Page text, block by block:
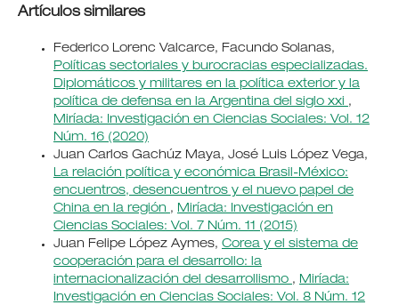
Artículos similares
Federico Lorenc Valcarce, Facundo Solanas,
Políticas sectoriales y burocracias especializadas.
Diplomáticos y militares en la política exterior y la
política de defensa en la Argentina del siglo xxi ,
Miríada: Investigación en Ciencias Sociales: Vol. 12
Núm. 16 (2020)
Juan Carlos Gachúz Maya, José Luis López Vega,
La relación política y económica Brasil-México:
encuentros, desencuentros y el nuevo papel de
China en la región , Miríada: Investigación en
Ciencias Sociales: Vol. 7 Núm. 11 (2015)
Juan Felipe López Aymes, Corea y el sistema de
cooperación para el desarrollo: la
internacionalización del desarrollismo , Miríada:
Investigación en Ciencias Sociales: Vol. 8 Núm. 12